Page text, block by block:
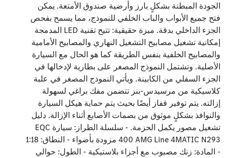
الجودة المبطنة بشكلٍ بارز وأرضية صندوق الأمتعة. يمكن
فتح جميع الأبواب والباب الخلفي للنموذج، مما يسمح بفحص
الجزء الداخلي بدقة. ميزة حقيقية: تتيح تقنية LED المدمجة
إمكانية تشغيل مصابيح التشغيل النهاري والمصابيح الأمامية
والمصابيح الخلفية بنفس الطريقة كما هو الحال مع السيارة
الأصلية. وتشتمل النموذج المصغر على بطارية لإدخالها في
الجزء السفلي من الكابينة. ويأتي النموذج المصغر في علبة
كلاسيكية من مرسيدس-بنز تتضمن مفك براغي لسهولة
إزالته. يتم توفير قفاز أيضًا بحيث يتم حماية هيكل السيارة
والنوافذ بشكلٍ موثوق من بصمات الأصابع أثناء الإزالة. دليل
تشغيل مصور يكمل الحزمة. - سلسلة الطراز: سيارة EQC
400 AMG Line 4MATIC N293 مزودة بأضواء - النطاق: 1:18
- المادة: زنك مصبوب مع أجزاء بلاستيكية - الطول: حوالي